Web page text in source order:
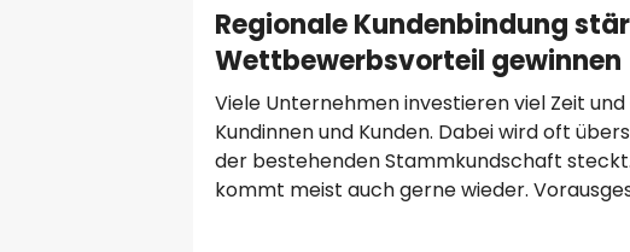
Regionale Kundenbindung
Wettbewerbsvorteil gewinnen
Viele Unternehmen investieren viel Zeit
Kundinnen und Kunden. Dabei wird oft
der bestehenden Stammkundschaft
kommt meist auch gerne wieder.